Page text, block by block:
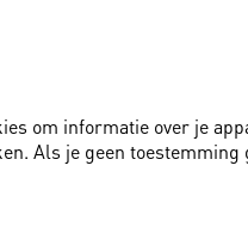
om informatie over je
Als je geen